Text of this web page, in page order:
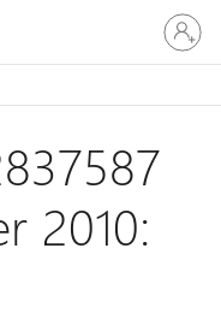
Logga
in
på
konto
2010: